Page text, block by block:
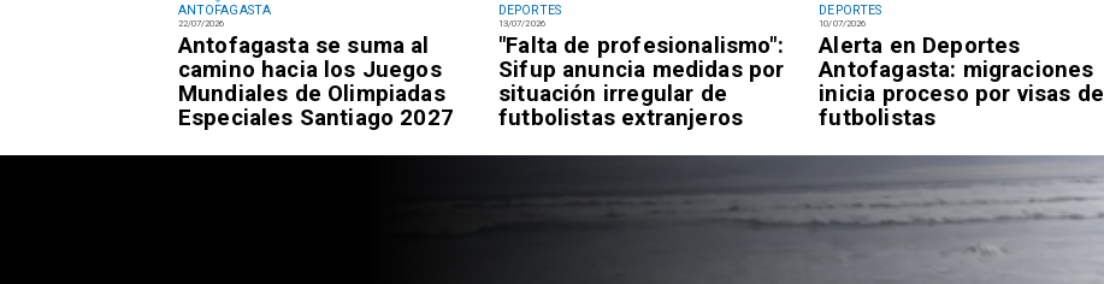
ANTOFAGASTA
22/07/2026
Antofagasta se suma al
camino hacia los Juegos
Mundiales de Olimpiadas
Especiales Santiago 2027
DEPORTES
13/07/2026
"Falta de profesionalismo":
Sifup anuncia medidas por
situación irregular de
futbolistas extranjeros
DEPORTES
10/07/2026
Alerta en Deportes
Antofagasta: migraciones
inicia proceso por visas de
futbolistas